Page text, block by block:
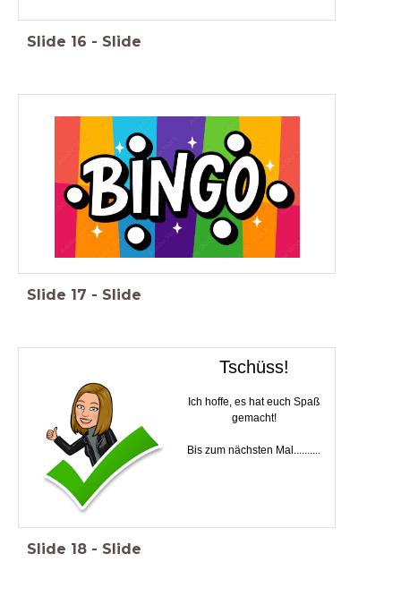
Slide 16 - Slide
Slide 17 - Slide
Tschüss!
Ich hoffe, es hat euch Spaß
gemacht!
Bis zum nächsten Mal..........
Slide 18 - Slide